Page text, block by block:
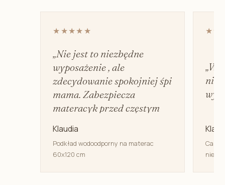
★★★★★
„Nie jest to niezbędne
wyposażenie , ale
zdecydowanie spokojniej śpi
mama. Zabezpiecza
materacyk przed częstym
Klaudia
Podkład wodoodporny na materac
60x120 cm
nie